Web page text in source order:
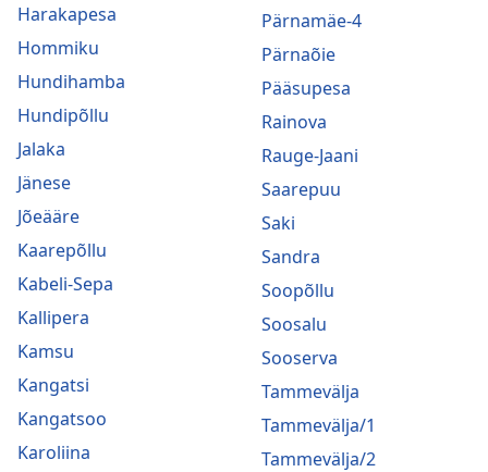
Harakapesa
Hommiku
Hundihamba
Hundipõllu
Jalaka
Jänese
Jõeääre
Kaarepõllu
Kabeli-Sepa
Kallipera
Kamsu
Kangatsi
Kangatsoo
Karoliina
Pärnamäe-4
Pärnaõie
Pääsupesa
Rainova
Rauge-Jaani
Saarepuu
Saki
Sandra
Soopõllu
Soosalu
Sooserva
Tammevälja
Tammevälja/1
Tammevälja/2